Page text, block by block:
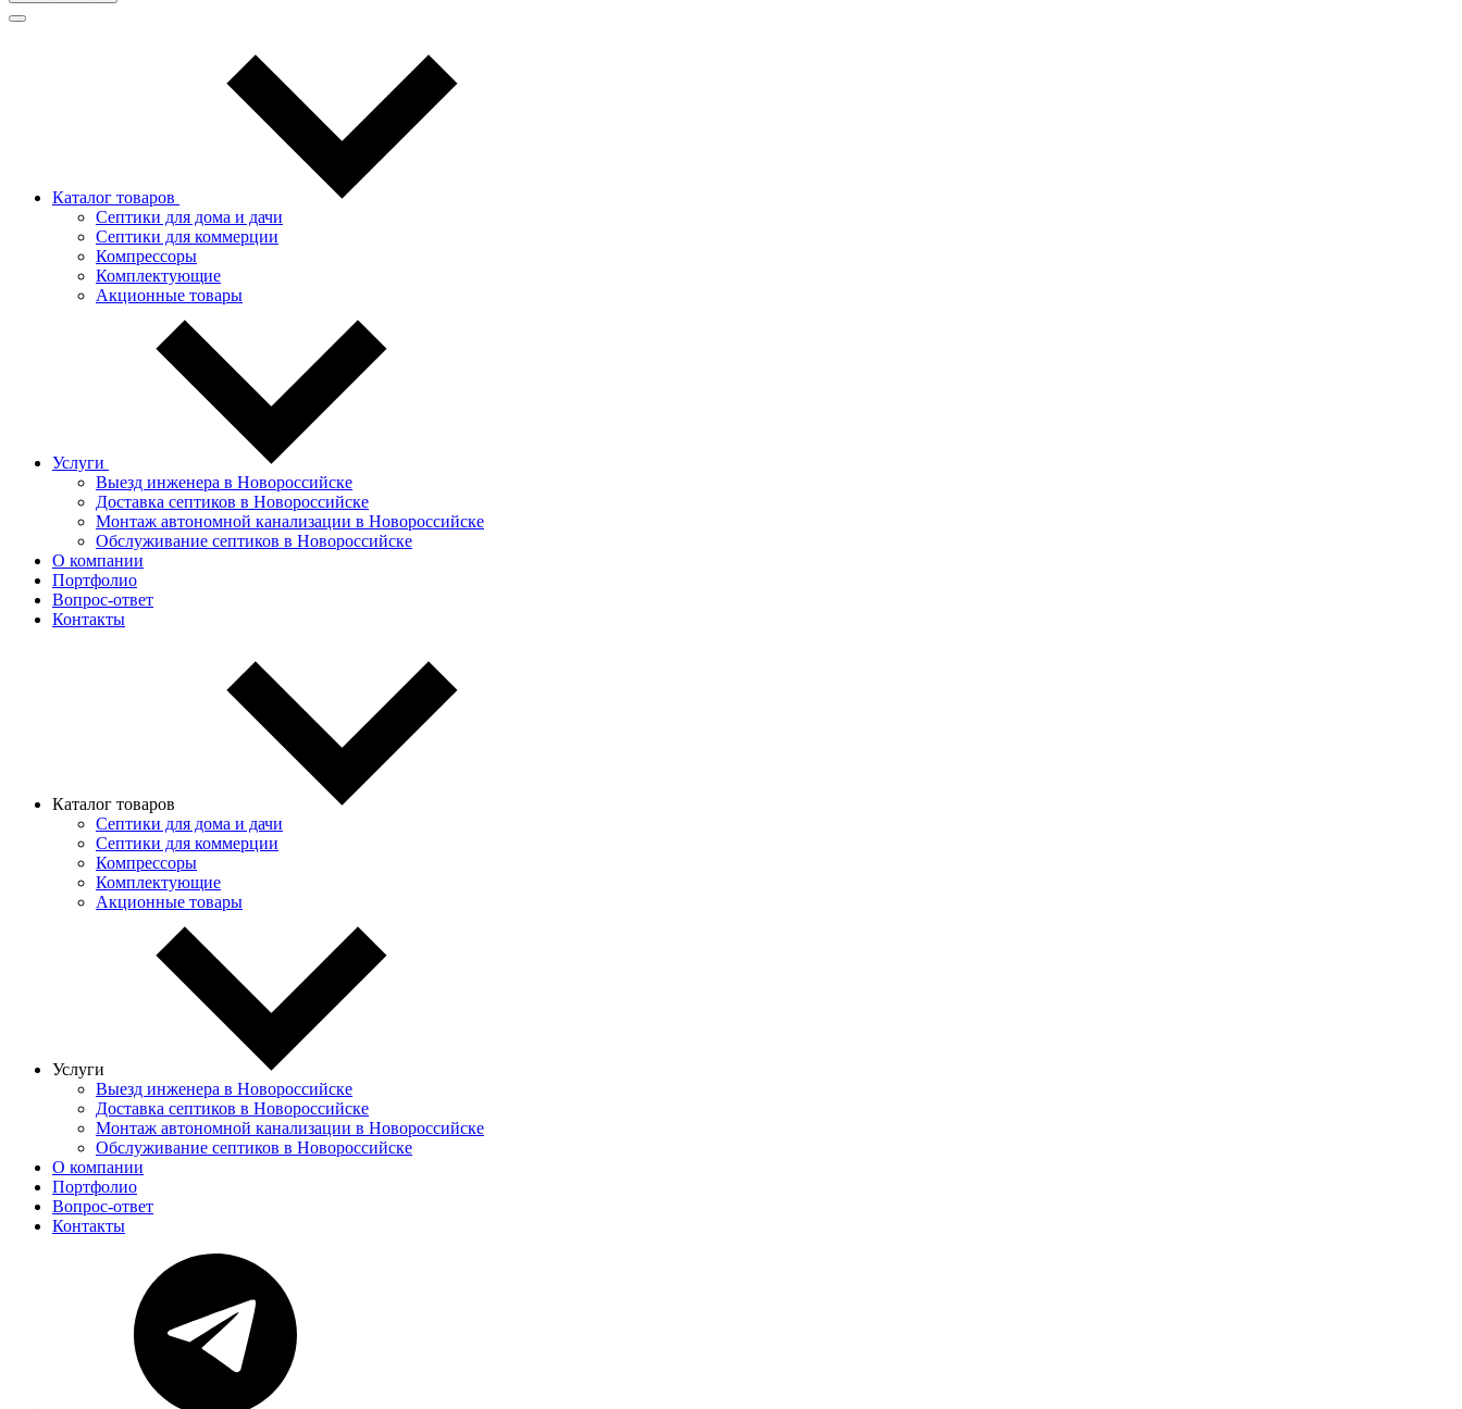
Каталог товаров
Септики для дома и дачи
Септики для коммерции
Компрессоры
Комплектующие
Акционные товары
Услуги
Выезд инженера в Новороссийске
Доставка септиков в Новороссийске
Монтаж автономной канализации в Новороссийске
Обслуживание септиков в Новороссийске
О компании
Портфолио
Вопрос-ответ
Контакты
Каталог товаров
Септики для дома и дачи
Септики для коммерции
Компрессоры
Комплектующие
Акционные товары
Услуги
Выезд инженера в Новороссийске
Доставка септиков в Новороссийске
Монтаж автономной канализации в Новороссийске
Обслуживание септиков в Новороссийске
О компании
Портфолио
Вопрос-ответ
Контакты